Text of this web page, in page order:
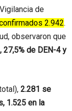
de
2.942.
observaron que
de DEN-4 y
2.281 se
1.525 en la